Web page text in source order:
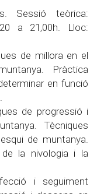
Sessió teòrica:
a 21,00h. Lloc:
de millora en el
Pràctica
en funció
de progressió i
Tècniques
de muntanya.
la nivologia i la
i seguiment